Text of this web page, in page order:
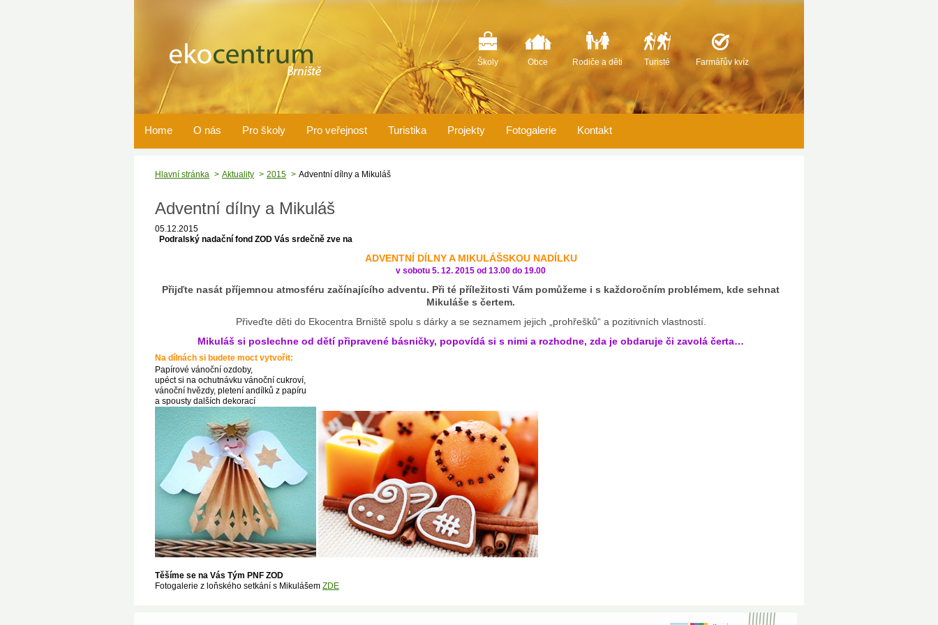
Školy Obce Rodiče a děti Turisté Farmářův kvíz
Home O nás Pro školy Pro veřejnost Turistika Projekty Fotogalerie Kontakt
Hlavní stránka Aktuality 2015 Adventní dílny a Mikuláš
Adventní dílny a Mikuláš
05.12.2015
Podralský nadační fond ZOD Vás srdečně zve na
ADVENTNÍ DÍLNY A MIKULÁŠSKOU NADÍLKU
v sobotu 5. 12. 2015 od 13.00 do 19.00
Přijďte nasát příjemnou atmosféru začínajícího adventu. Při té příležitosti Vám pomůžeme i s každoročním problémem, kde sehnat
Mikuláše s čertem.
Přiveďte děti do Ekocentra Brniště spolu s dárky a se seznamem jejich „prohřešků“ a pozitivních vlastností.
Mikuláš si poslechne od dětí připravené básničky, popovídá si s nimi a rozhodne, zda je obdaruje či zavolá čerta…
Na dílnách si budete moct vytvořit:
Papírové vánoční ozdoby,
upéct si na ochutnávku vánoční cukroví,
vánoční hvězdy, pletení andílků z papíru
a spousty dalších dekorací
Těšíme se na Vás Tým PNF ZOD
Fotogalerie z loňského setkání s Mikulášem ZDE